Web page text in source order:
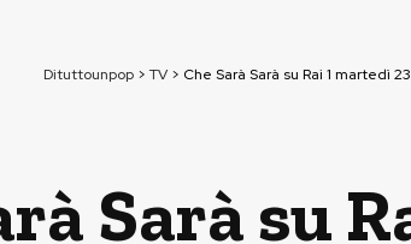
Dituttounpop > TV > Che Sarà Sarà su Rai 1 martedì
Sarà su